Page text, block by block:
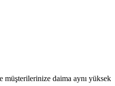
müşterilerinize daima aynı yüksek